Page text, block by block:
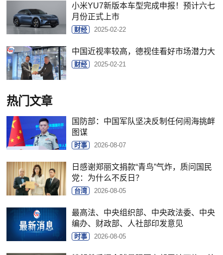
小米YU7新版本车型完成申报！预计六七
月份正式上市
财经 2025-02-22
中国近视率较高，德视佳看好市场潜力大
财经 2025-02-21
热门文章
国防部：中国军队坚决反制任何闹海挑衅
图谋
时事 2026-08-07
日感谢郑丽文捐款“青鸟”气炸，质问国民
党：为什么不反日？
台湾 2026-08-05
最高法、中央组织部、中央政法委、中央
编办、财政部、人社部印发意见
时事 2026-08-05